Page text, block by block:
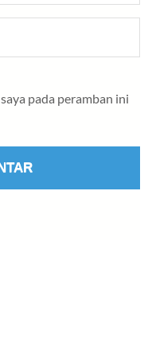
pada peramban ini